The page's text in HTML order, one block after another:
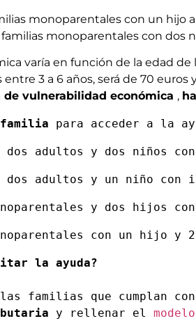
monoparentales con un hijo
monoparentales con dos
varía en función de la edad de
entre 3 a 6 años, será de 70
vulnerabilidad económica ,
para acceder a la
dos adultos y dos niños
dos adultos y un niño con
y dos hijos
la ayuda?
familias que cumplan
y rellenar el